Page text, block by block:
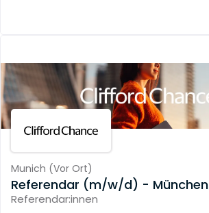
Munich (Vor Ort)
Referendar (m/w/d) - München
Referendar:innen